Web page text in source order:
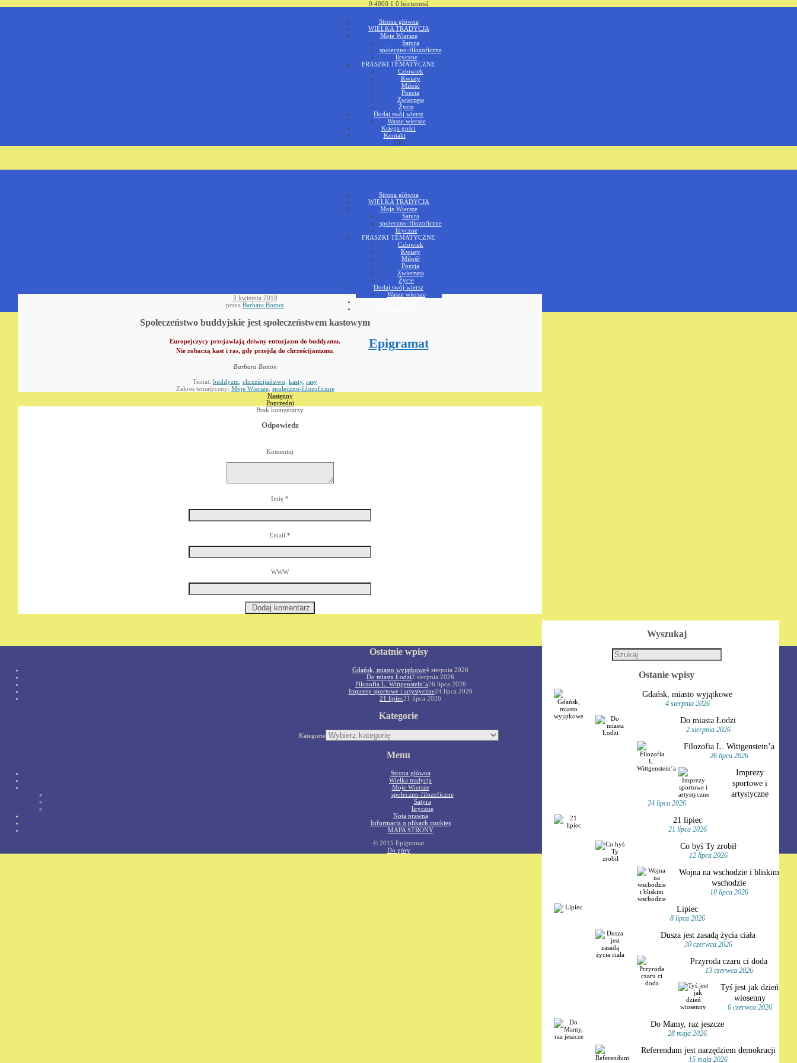
0 4000 1 0 horizontal
Strona główna
WIELKA TRADYCJA
Moje Wiersze
Satyra
społeczno-filozoficzne
liryczne
FRASZKI TEMATYCZNE
Człowiek
Kwiaty
Miłość
Poezja
Zwierzęta
Życie
Dodaj swój wiersz
Wasze wiersze
Księga gości
Kontakt
150
Strona główna
WIELKA TRADYCJA
Moje Wiersze
Satyra
społeczno-filozoficzne
liryczne
FRASZKI TEMATYCZNE
Człowiek
Kwiaty
Miłość
Poezja
Zwierzęta
Życie
Dodaj swój wiersz
Wasze wiersze
Epigramat
3 kwietnia 2018
przez Barbara Botton
Społeczeństwo buddyjskie jest społeczeństwem kastowym
Europejczycy przejawiają dziwny entuzjazm do buddyzmu.
Nie zobaczą kast i ras, gdy przejdą do chrześcijanizmu.
Barbara Botton
Temat: buddyzm chrześcijaństwo kasty, rasy
Zakres tematyczny: Moje Wiersze, społeczno-filozoficzne
Następny
Poprzedni
Brak komentarzy
Odpowiedz
Komentuj
Imię *
Email *
WWW
Wyszukaj
Ostanie wpisy
Gdańsk, miasto wyjątkowe
4 sierpnia 2026
Do miasta Łodzi
2 sierpnia 2026
Filozofia L. Wittgenstein’a
26 lipca 2026
Imprezy
sportowe i
artystyczne
24 lipca 2026
21 lipiec
21 lipca 2026
Co byś Ty zrobił
12 lipca 2026
Wojna na wschodzie i bliskim
wschodzie
10 lipca 2026
Lipiec
8 lipca 2026
Dusza jest zasadą życia ciała
30 czerwca 2026
Przyroda czaru ci doda
13 czerwca 2026
Tyś jest jak dzień
wiosenny
6 czerwca 2026
Do Mamy, raz jeszcze
28 maja 2026
Referendum jest narzędziem demokracji
15 maja 2026
Ostatnie wpisy
Gdańsk, miasto wyjątkowe4 sierpnia 2026
Do miasta Łodzi2 sierpnia 2026
Filozofia L. Wittgenstein’a26 lipca 2026
Imprezy sportowe i artystyczne24 lipca 2026
21 lipiec21 lipca 2026
Kategorie
Kategorie
Menu
Strona główna
Wielka tradycja
Moje Wiersze
społeczno-filozoficzne
Satyra
liryczne
Nota prawna
Informacja o plikach cookies
MAPA STRONY
© 2015 Epigramat
Do góry